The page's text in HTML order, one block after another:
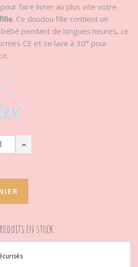
faire livrer au plus vite votre
. Ce doudou fille contient un
pendant de longues heures, ce
CE et se lave à 30° pour
en stock.